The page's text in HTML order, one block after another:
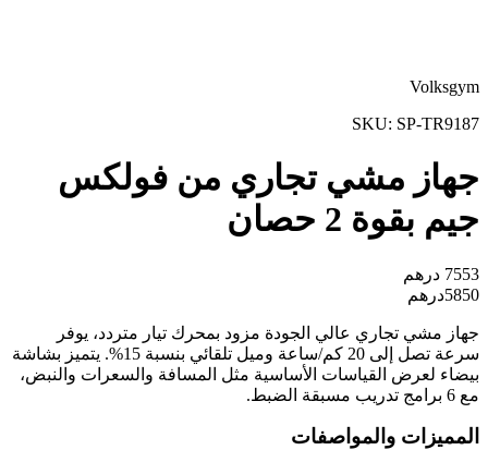
Volksgym
SKU: SP-TR9187
جهاز مشي تجاري من فولكس
جيم بقوة 2 حصان
7553 درهم
5850درهم
جهاز مشي تجاري عالي الجودة مزود بمحرك تيار متردد، يوفر
سرعة تصل إلى 20 كم/ساعة وميل تلقائي بنسبة 15%. يتميز بشاشة
بيضاء لعرض القياسات الأساسية مثل المسافة والسعرات والنبض،
مع 6 برامج تدريب مسبقة الضبط.
المميزات والمواصفات